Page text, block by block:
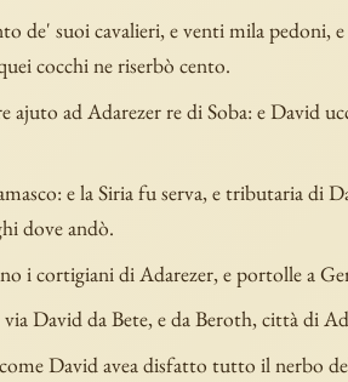
de' suoi cavalieri, e venti mila pedoni,
cocchi ne riserbò cento.
ajuto ad Adarezer re di Soba: e David
e la Siria fu serva, e tributaria di
dove andò.
i cortigiani di Adarezer, e portolle a
David da Bete, e da Beroth, città di
David avea disfatto tutto il nerbo